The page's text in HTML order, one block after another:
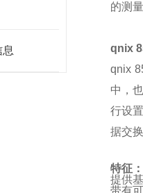
的测
qnix
qnix
中，
行设
据交
特征
提供
带有